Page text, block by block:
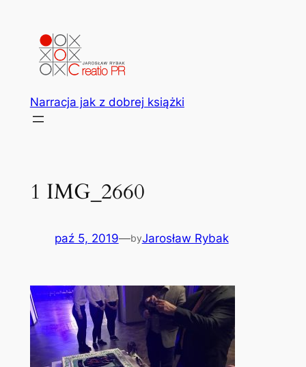
Narracja jak z dobrej książki
1 IMG_2660
paź 5, 2019—byJarosław Rybak